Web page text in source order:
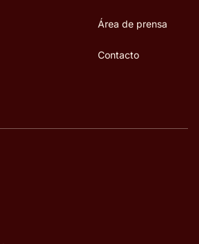
Área de prensa
Contacto